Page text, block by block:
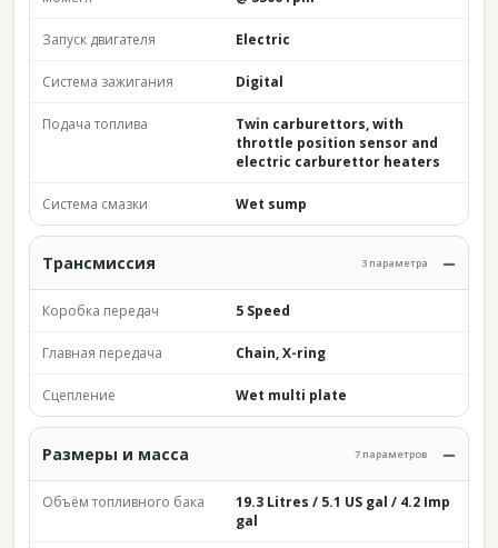
Запуск двигателя Electric
Система зажигания Digital
Подача топлива
Twin carburettors, with
throttle position sensor and
electric carburettor heaters
Система смазки Wet sump
Трансмиссия 3 параметра
Коробка передач 5 Speed
Главная передача Chain, X-ring
Сцепление Wet multi plate
Размеры и масса 7 параметров
Объём топливного бака
19.3 Litres / 5.1 US gal / 4.2 Imp
gal